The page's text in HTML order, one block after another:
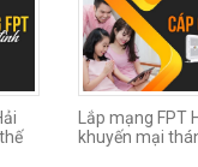
Lắp mạng FPT
khuyến mại